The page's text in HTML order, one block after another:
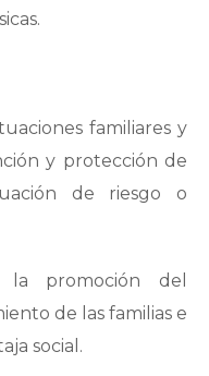
familiares y
y protección de
de riesgo o
promoción del
de las familias e
social.